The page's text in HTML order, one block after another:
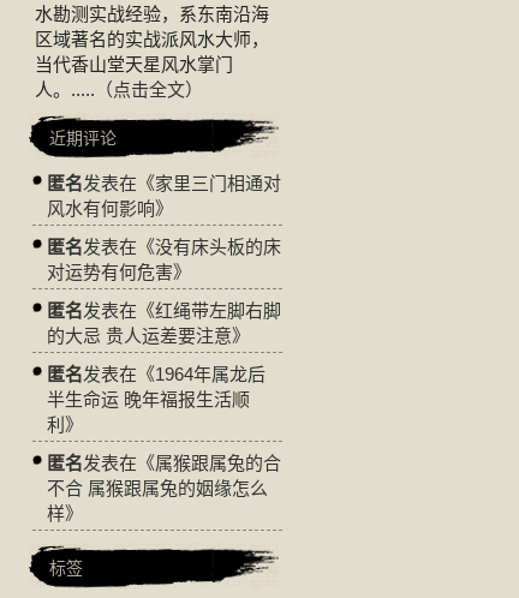
水勘测实战经验，系东南沿海
区域著名的实战派风水大师，
当代香山堂天星风水掌门
人。..... （点击全文）
近期评论
匿名发表在《家里三门相通对
风水有何影响》
匿名发表在《没有床头板的床
对运势有何危害》
匿名发表在《红绳带左脚右脚
的大忌 贵人运差要注意》
匿名发表在《1964年属龙后
半生命运 晚年福报生活顺
利 》
匿名发表在《属猴跟属兔的合
不合 属猴跟属兔的姻缘怎么
样》
标签